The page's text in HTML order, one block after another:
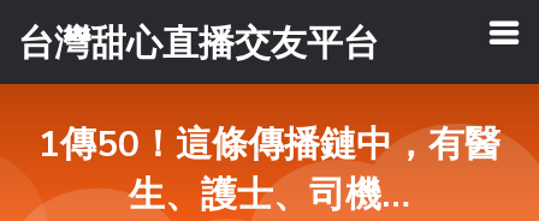
台灣甜心直播交友平台
1傳50！這條傳播鏈中，有醫
生、護士、司機…